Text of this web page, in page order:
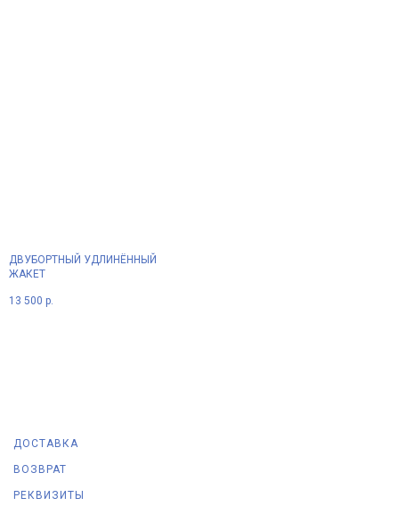
ДВУБОРТНЫЙ УДЛИНЁННЫЙ
ЖАКЕТ
13 500 р.
ДОСТАВКА
РЕКВИЗИТЫ
ВОЗВРАТ